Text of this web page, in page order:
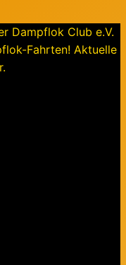
Dampflok Club e.V.
Fahrten! Aktuelle